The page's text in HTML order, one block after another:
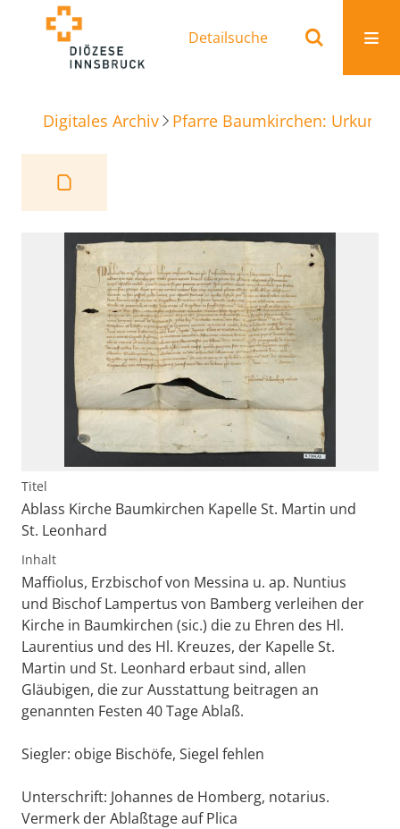
Detailsuche
Digitales Archiv Pfarre Baumkirchen:
Titel
Ablass Kirche Baumkirchen Kapelle St. Martin und
St. Leonhard
Inhalt
Maffiolus, Erzbischof von Messina u. ap. Nuntius
und Bischof Lampertus von Bamberg verleihen der
Kirche in Baumkirchen (sic.) die zu Ehren des Hl.
Laurentius und des Hl. Kreuzes, der Kapelle St.
Martin und St. Leonhard erbaut sind, allen
Gläubigen, die zur Ausstattung beitragen an
genannten Festen 40 Tage Ablaß.
Siegler: obige Bischöfe, Siegel fehlen
Unterschrift: Johannes de Homberg, notarius.
Vermerk der Ablaßtage auf Plica